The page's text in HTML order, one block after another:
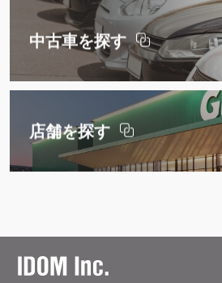
中古車を探す
店舗を探す